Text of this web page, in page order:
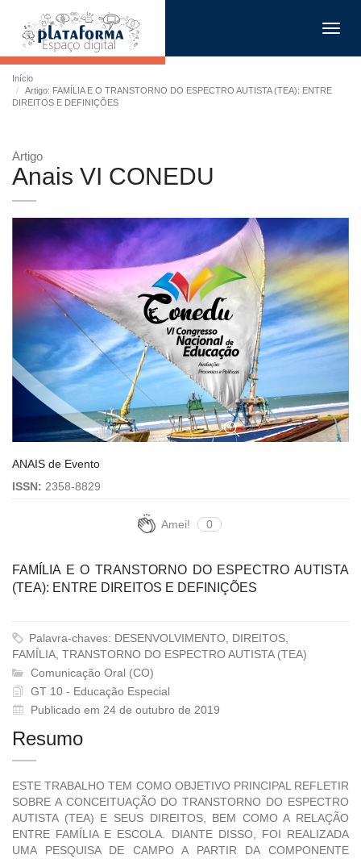
Início
Artigo: FAMÍLIA E O TRANSTORNO DO ESPECTRO AUTISTA (TEA): ENTRE
DIREITOS E DEFINIÇÕES
Artigo
Anais VI CONEDU
ANAIS de Evento
ISSN: 2358-8829
Amei! 0
FAMÍLIA E O TRANSTORNO DO ESPECTRO AUTISTA
(TEA): ENTRE DIREITOS E DEFINIÇÕES
Palavra-chaves: DESENVOLVIMENTO, DIREITOS,
FAMÍLIA, TRANSTORNO DO ESPECTRO AUTISTA (TEA)
Comunicação Oral (CO)
GT 10 - Educação Especial
Publicado em 24 de outubro de 2019
Resumo
ESTE TRABALHO TEM COMO OBJETIVO PRINCIPAL REFLETIR
SOBRE A CONCEITUAÇÃO DO TRANSTORNO DO ESPECTRO
AUTISTA (TEA) E SEUS DIREITOS, BEM COMO A RELAÇÃO
ENTRE FAMÍLIA E ESCOLA. DIANTE DISSO, FOI REALIZADA
UMA PESQUISA DE CAMPO A PARTIR DA COMPONENTE